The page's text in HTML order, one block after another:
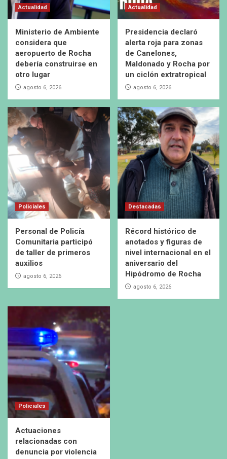
Actualidad
Ministerio de Ambiente
considera que
aeropuerto de Rocha
debería construirse en
otro lugar
agosto 6, 2026
Actualidad
Presidencia declaró
alerta roja para zonas
de Canelones,
Maldonado y Rocha por
un ciclón extratropical
agosto 6, 2026
Policiales
Personal de Policía
Comunitaria participó
de taller de primeros
auxilios
agosto 6, 2026
Destacadas
Récord histórico de
anotados y figuras de
nivel internacional en el
aniversario del
Hipódromo de Rocha
agosto 6, 2026
Policiales
Actuaciones
relacionadas con
denuncia por violencia